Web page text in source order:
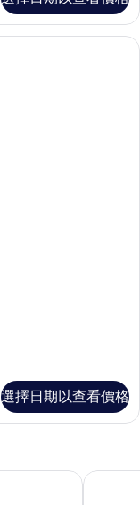
選擇日期以查看價格
皮可拉